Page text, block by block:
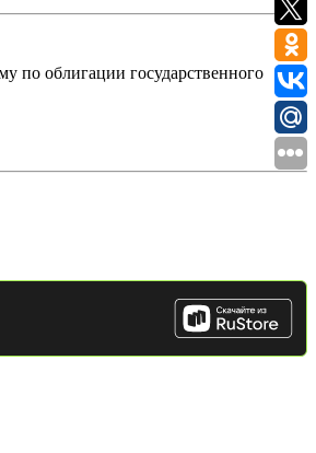
по облигации государственного